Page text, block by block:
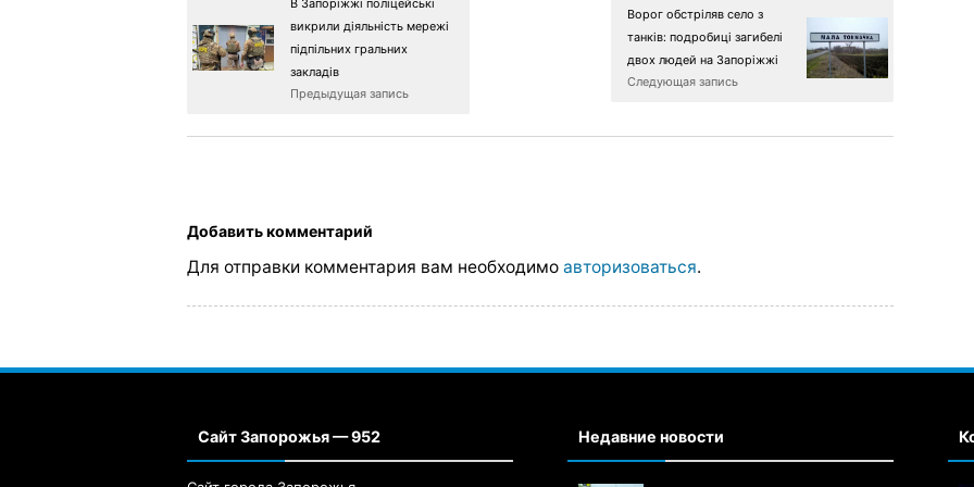
В Запоріжжі поліцейські
викрили діяльність мережі
підпільних гральних
закладів
Предыдущая запись
Ворог обстріляв село з
танків: подробиці загибелі
двох людей на Запоріжжі
Следующая запись
Добавить комментарий
Для отправки комментария вам необходимо авторизоваться.
Сайт Запорожья — 952 Недавние новости